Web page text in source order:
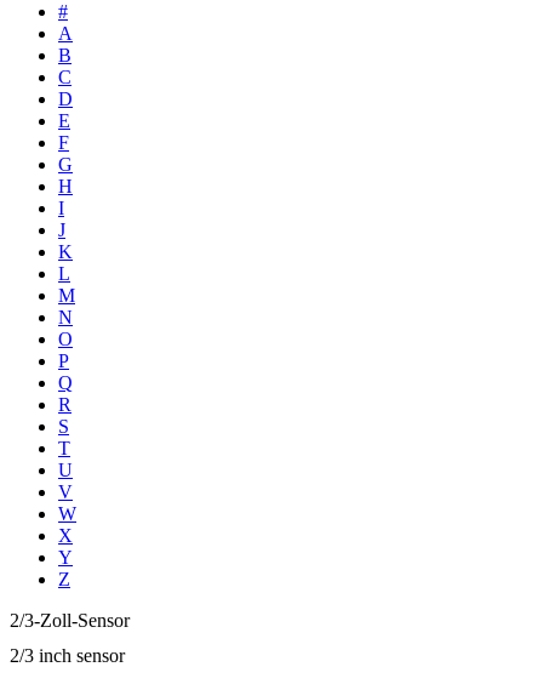
#
A
B
C
D
E
F
G
H
I
J
K
L
M
N
O
P
Q
R
S
T
U
V
W
X
Y
Z
2/3-Zoll-Sensor
2/3 inch sensor